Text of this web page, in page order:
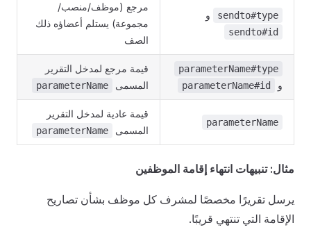
sendto#type و
sendto#id
مرجع (موظف/منصب/
مجموعة) يستلم أعضاؤه ذلك
الصف
parameterName#type
و parameterName#id
قيمة مرجع لمدخل التقرير
المسمى
parameterName
parameterName
قيمة عادية لمدخل التقرير
المسمى
parameterName
مثال: تنبيهات انتهاء إقامة الموظفين
يرسل تقريرًا مخصصًا لمشرف كل موظف بشأن تصاريح
الإقامة التي تنتهي قريبًا.